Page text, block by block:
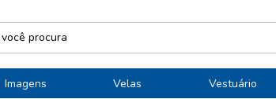
Imagens Velas Vestuário